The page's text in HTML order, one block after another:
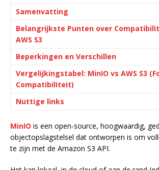
Samenvatting
Belangrijkste Punten over
AWS S3
Beperkingen en Verschillen
Vergelijkingstabel: MinIO vs AWS S3
Compatibiliteit)
Nuttige links
MinIO is een open-source, hoogwaardig,
objectopslagstelsel dat ontworpen is om
te zijn met de Amazon S3 API.